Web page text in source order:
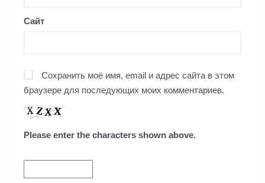
Сайт
Сохранить моё имя, email и адрес сайта в этом
браузере для последующих моих комментариев.
Please enter the characters shown above.